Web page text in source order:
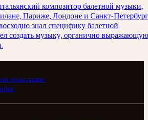
композитор балетной музыки,
Париже, Лондоне и Санкт-
знал специфику балетной
создать музыку, органично выражающую
пожелание